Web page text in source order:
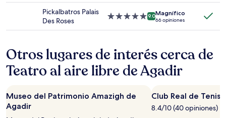
a
términos
estrellas
Pickalbatros Palais
Des Roses
Propiedad
9.0Magnífico
66 opiniones
Otros lugares de interés cerca de
Teatro al aire libre de Agadir
Museo del Patrimonio Amazigh de
Agadir
Club Real de Tenis
8.4/10 (40 opiniones)